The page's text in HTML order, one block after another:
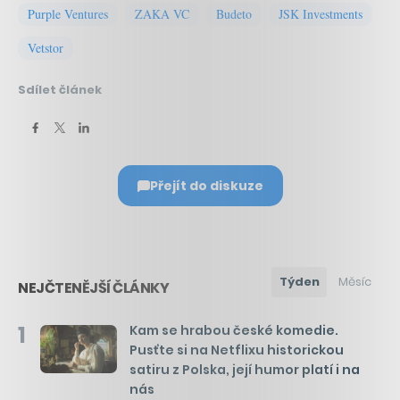
Purple Ventures ZAKA VC Budeto
JSK Investments
Vetstor
Sdílet článek
Přejít do diskuze
NEJČTENĚJŠÍ ČLÁNKY Týden Měsíc
1
Kam se hrabou české komedie.
Pusťte si na Netflixu historickou
satiru z Polska, její humor platí i na
nás